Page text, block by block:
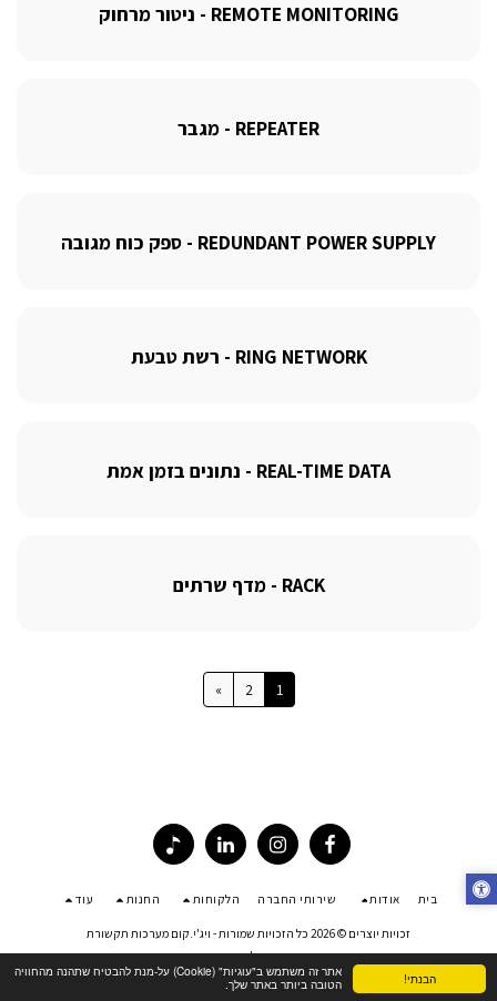
הבנתי!
אתר זה משתמש ב"עוגיות" (Cookie) על-מנת להבטיח שתהנה מהחוויה
הטובה ביותר באתר שלך.
REMOTE MONITORING - ניטור מרחוק
REPEATER - מגבר
REDUNDANT POWER SUPPLY - ספק כוח מגובה
RING NETWORK - רשת טבעת
REAL-TIME DATA - נתונים בזמן אמת
RACK - מדף שרתים
1
2
»
בית אודות שירותי החברה הלקוחות החנות עוד
זכויות יוצרים © 2026 כל הזכויות שמורות -
ויג'י.קום מערכות תקשורת
פרטיות|נגישות